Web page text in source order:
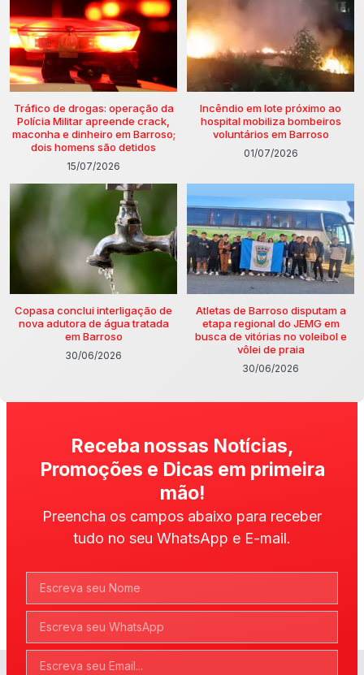
Tráfico de drogas: operação da
Polícia Militar apreende crack,
maconha e dinheiro em Barroso;
dois homens são detidos
15/07/2026
Incêndio em lote próximo ao
hospital mobiliza bombeiros
voluntários em Barroso
01/07/2026
Copasa conclui interligação de
nova adutora de água tratada
em Barroso
30/06/2026
Atletas de Barroso disputam a
etapa regional do JEMG em
busca de vitórias no voleibol e
vôlei de praia
30/06/2026
Receba nossas Notícias,
Promoções e Dicas em primeira
mão!
Preencha os campos abaixo para receber
tudo no seu WhatsApp e E-mail.